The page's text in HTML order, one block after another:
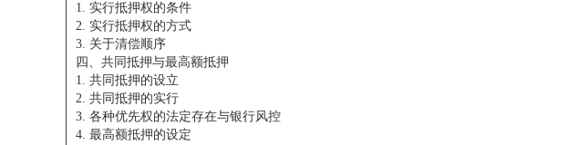
1. 实行抵押权的条件
2. 实行抵押权的方式
3. 关于清偿顺序
四、共同抵押与最高额抵押
1. 共同抵押的设立
2. 共同抵押的实行
3. 各种优先权的法定存在与银行风控
4. 最高额抵押的设定